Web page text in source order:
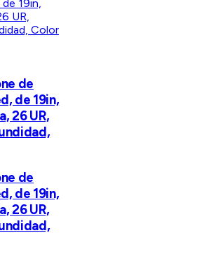
de
de 19in,
26 UR,
de
de 19in,
26 UR,